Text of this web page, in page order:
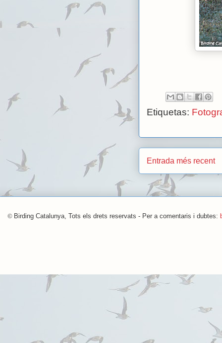
Etiquetas:
Entrada més recent
© Birding Catalunya, Tots els drets reservats - Per a comentaris i dubtes: